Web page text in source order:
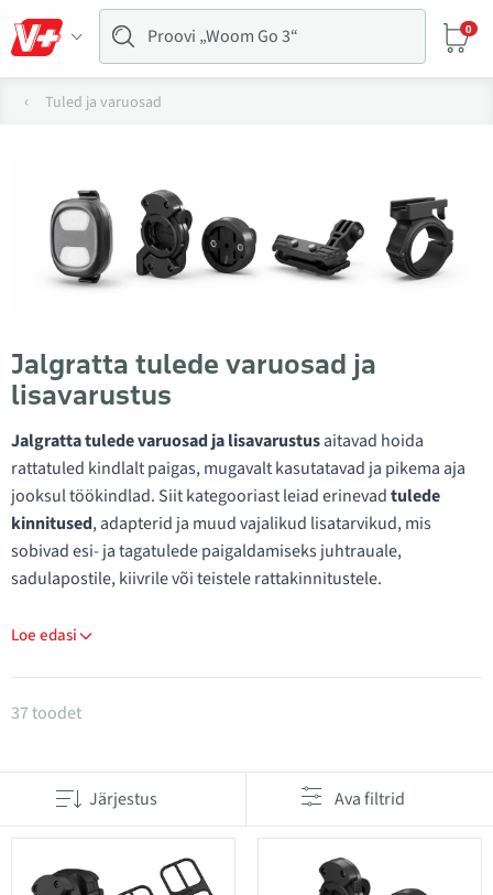
0
Tuled ja varuosad
Jalgratta tulede varuosad ja
lisavarustus
Jalgratta tulede varuosad ja lisavarustusaitavad hoida
rattatuled kindlalt paigas, mugavalt kasutatavad ja pikema aja
jooksul töökindlad. Siit kategooriast leiad erinevadtulede
kinnitused, adapterid ja muud vajalikud lisatarvikud, mis
sobivad esi- ja tagatulede paigaldamiseks juhtrauale,
sadulapostile, kiivrile või teistele rattakinnitustele.
Loe edasi
Tooted kategoorias Tulede varuosad
37 toodet
Järjestus Ava filtrid